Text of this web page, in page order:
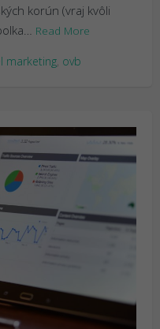
korún (vraj kvôli
Read More
marketing, ovb